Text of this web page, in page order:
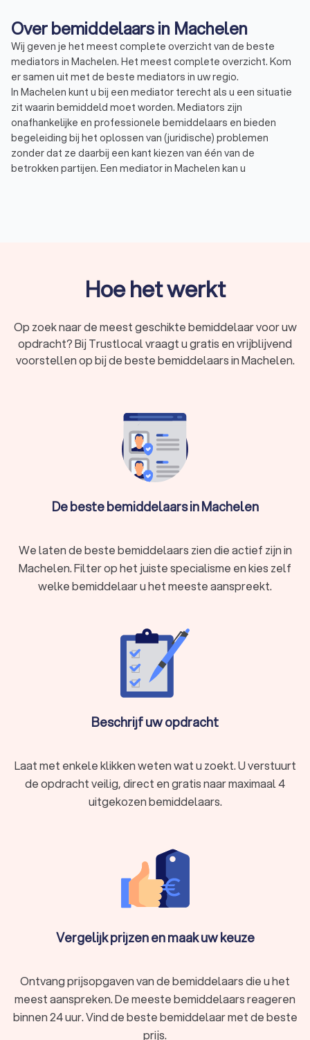
Over bemiddelaars in Machelen
Wij geven je het meest complete overzicht van de beste
mediators in Machelen. Het meest complete overzicht. Kom
er samen uit met de beste mediators in uw regio.
In Machelen kunt u bij een mediator terecht als u een situatie
zit waarin bemiddeld moet worden. Mediators zijn
onafhankelijke en professionele bemiddelaars en bieden
begeleiding bij het oplossen van (juridische) problemen
zonder dat ze daarbij een kant kiezen van één van de
betrokken partijen. Een mediator in Machelen kan u
omgangsregeling of alimentatie bepalen op basis van
Arbeidsconflict of ontslag: bemiddeling met een expert
of het gebied van de laatste wet- en regelgeving
rondom arbeidsrecht.
In Machelen hebben wij 35 goede mediators gevonden. De
mediators of bemiddelaars in Machelen hebben een
gemiddelde Trustlocal-score van een 8.4. Welke mediator u
ook kiest, via Trustlocal maakt u een goede keuze voor de
mediation. We kunnen u ook helpen door direct prijsopgaven
eenvoudig de mediators vergelijken en de mediator kiezen
Hoe het werkt
Op zoek naar de meest geschikte bemiddelaar voor uw
opdracht? Bij Trustlocal vraagt u gratis en vrijblijvend
voorstellen op bij de beste bemiddelaars in Machelen.
De beste bemiddelaars in Machelen
We laten de beste bemiddelaars zien die actief zijn in
Machelen. Filter op het juiste specialisme en kies zelf
welke bemiddelaar u het meeste aanspreekt.
Beschrijf uw opdracht
Laat met enkele klikken weten wat u zoekt. U verstuurt
de opdracht veilig, direct en gratis naar maximaal 4
uitgekozen bemiddelaars.
Vergelijk prijzen en maak uw keuze
Ontvang prijsopgaven van de bemiddelaars die u het
meest aanspreken. De meeste bemiddelaars reageren
binnen 24 uur. Vind de beste bemiddelaar met de beste
prijs.